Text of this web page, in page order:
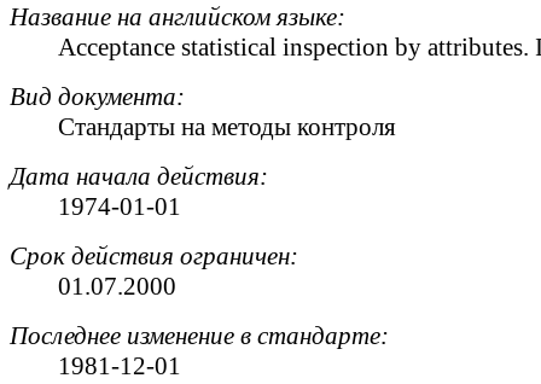
Название на английском языке:
Acceptance statistical inspection by attributes.
Вид документа:
Стандарты на методы контроля
Дата начала действия:
1974-01-01
Срок действия ограничен:
01.07.2000
Последнее изменение в стандарте:
1981-12-01